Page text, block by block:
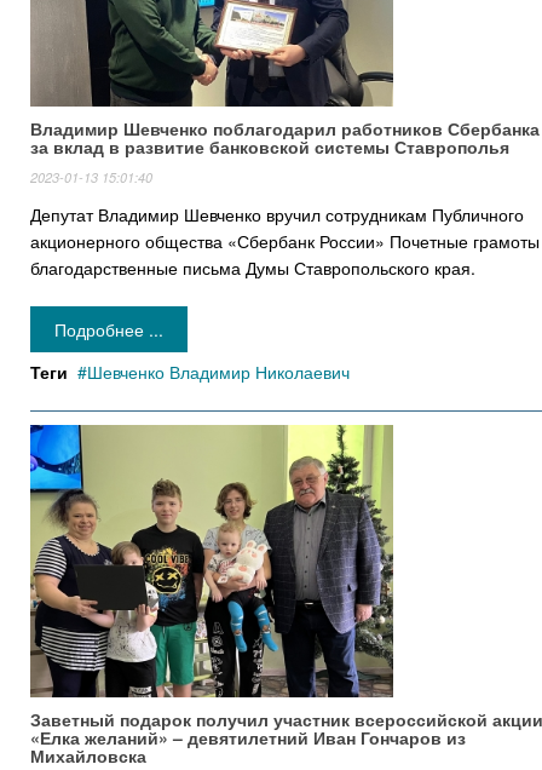
Владимир Шевченко поблагодарил работников Сбербанка
за вклад в развитие банковской системы Ставрополья
2023-01-13 15:01:40
Депутат Владимир Шевченко вручил сотрудникам Публичного
акционерного общества «Сбербанк России» Почетные
благодарственные письма Думы Ставропольского края.
Подробнее ...
Теги
Шевченко Владимир Николаевич
Заветный подарок получил участник всероссийской акции
«Елка желаний» – девятилетний Иван Гончаров из
Михайловска